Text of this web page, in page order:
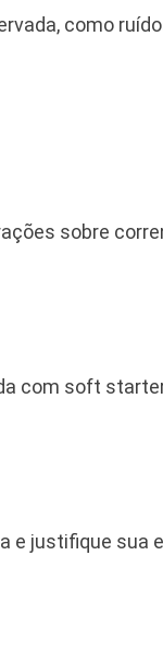
como
sobre
com soft
e justifique sua